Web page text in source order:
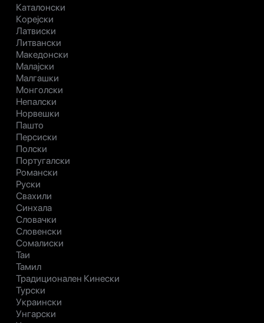
Каталонски
Корејски
Латвиски
Литвански
Македонски
Малајски
Малгашки
Монголски
Непалски
Норвешки
Пашто
Персиски
Полски
Португалски
Романски
Руски
Свахили
Синхала
Словачки
Словенски
Сомалиски
Таи
Тамил
Традиционален Кинески
Турски
Украински
Унгарски